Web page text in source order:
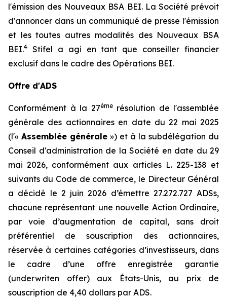
l'émission des Nouveaux BSA BEI. La Société prévoit
d'annoncer dans un communiqué de presse l'émission
et les toutes autres modalités des Nouveaux BSA
BEI.4
Stifel a agi en tant que conseiller financier
exclusif dans le cadre des Opérations BEI.
Offre d'ADS
Conformément à la 27èmerésolution de l'assemblée
générale des actionnaires en date du 22 mai 2025
(l'« Assemblée générale ») et à la subdélégation du
Conseil d'administration de la Société en date du 29
mai 2026, conformément aux articles L. 225-138 et
suivants du Code de commerce, le Directeur Général
a décidé le 2 juin 2026 d’émettre 27.272.727 ADSs,
chacune représentant une nouvelle Action Ordinaire,
par voie d’augmentation de capital, sans droit
préférentiel de souscription des actionnaires,
réservée à certaines catégories d’investisseurs, dans
le cadre d’une offre enregistrée garantie
(underwriten offer) aux États-Unis, au prix de
souscription de 4,40 dollars par ADS.